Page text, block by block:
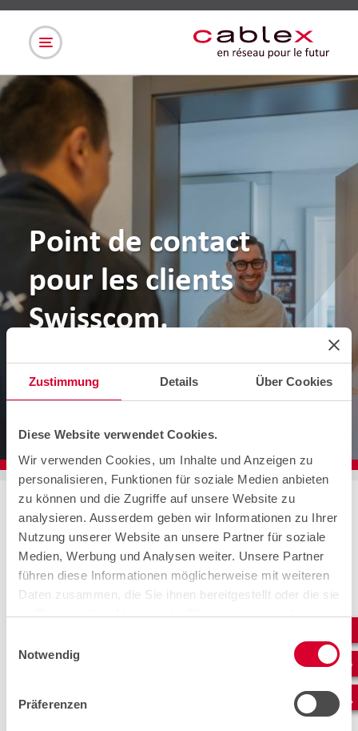
Zustimmung Details Über Cookies
Diese Website verwendet Cookies.
Wir verwenden Cookies, um Inhalte und Anzeigen zu
personalisieren, Funktionen für soziale Medien anbieten
zu können und die Zugriffe auf unsere Website zu
analysieren. Ausserdem geben wir Informationen zu Ihrer
Nutzung unserer Website an unsere Partner für soziale
Medien, Werbung und Analysen weiter. Unsere Partner
führen diese Informationen möglicherweise mit weiteren
Daten zusammen, die Sie ihnen bereitgestellt oder die sie
im Rahmen Ihrer Nutzung der Dienste gesammelt haben.
Notwendig
Präferenzen
Point de contact
pour les clients
Swisscom.
Home Contact Clientèle Swisscom
Point de contact pour les clientes et clients
Swisscom.
Quel est l'objet de votre demande ?
Veuillez sélectionner le sujet de votre
prise de contact.